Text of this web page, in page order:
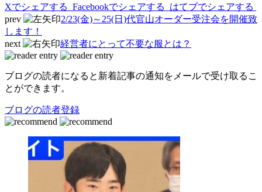
Xでシェアする Facebookでシェアする
はてブでシェアする
prev
2/23(金)～25(日)代官山オーダー受注会を開催致
します！
next
経営者にとって不要な服とは？
ブログの読者になると新着記事の通知をメールで受け取るこ
とができます。
ブログの読者登録